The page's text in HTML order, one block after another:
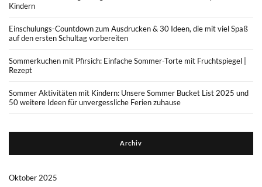
Kindern
Einschulungs-Countdown zum Ausdrucken & 30 Ideen, die mit viel Spaß
auf den ersten Schultag vorbereiten
Sommerkuchen mit Pfirsich: Einfache Sommer-Torte mit Fruchtspiegel |
Rezept
Sommer Aktivitäten mit Kindern: Unsere Sommer Bucket List 2025 und
50 weitere Ideen für unvergessliche Ferien zuhause
Archiv
Oktober 2025